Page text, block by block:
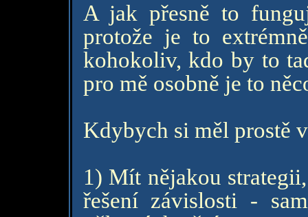
A jak přesně to
protože je to
kohokoliv, kdo by to
pro mě osobně je to
Kdybych si měl prostě
1) Mít nějakou
řešení závislosti -